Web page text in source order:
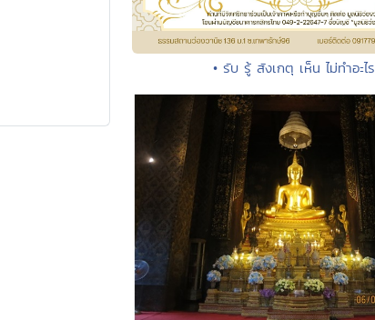
• รับ รู้ สังเกตุ เห็น ไม่ทำอะไร